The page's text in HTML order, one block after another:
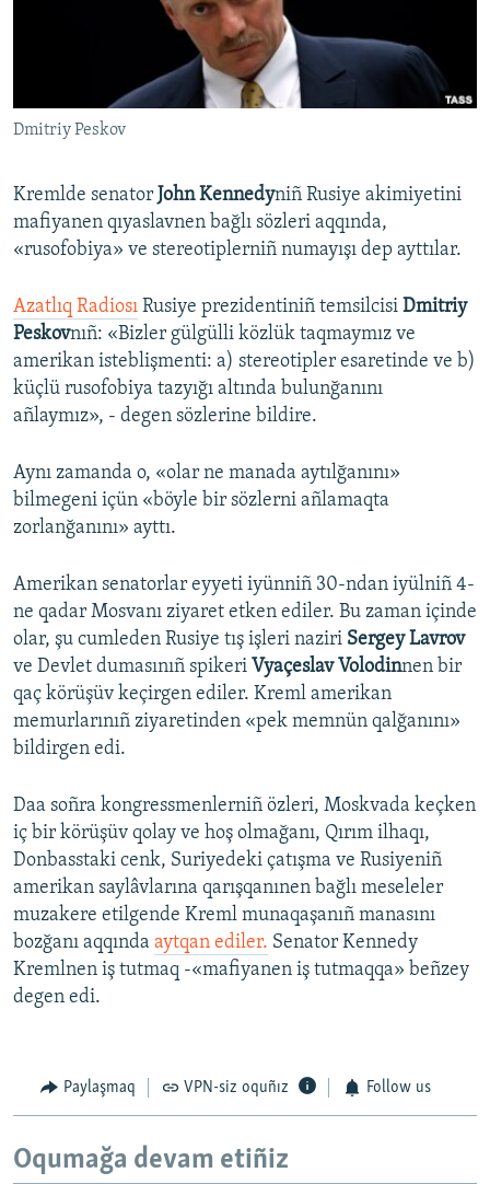
QOŞULIÑIZ!
RFE/RS bütün saytları
Dmitriy Peskov
Kremlde senator John Kennedyniñ Rusiye akimiyetini
mafiyanen qıyaslavnen bağlı sözleri aqqında,
«rusofobiya» ve stereotiplerniñ numayışı dep ayttılar.
Azatlıq Radiosı Rusiye prezidentiniñ temsilcisi Dmitriy
Peskovnıñ: «Bizler gülgülli közlük taqmaymız ve
amerikan isteblişmenti: a) stereotipler esaretinde ve b)
küçlü rusofobiya tazyığı altında bulunğanını
añlaymız», - degen sözlerine bildire.
Aynı zamanda o, «olar ne manada aytılğanını»
bilmegeni içün «böyle bir sözlerni añlamaqta
zorlanğanını» ayttı.
Amerikan senatorlar eyyeti iyünniñ 30-ndan iyülniñ 4-
ne qadar Mosvanı ziyaret etken ediler. Bu zaman içinde
olar, şu cumleden Rusiye tış işleri naziri Sergey Lavrov
ve Devlet dumasınıñ spikeri Vyaçeslav Volodinnen bir
qaç körüşüv keçirgen ediler. Kreml amerikan
memurlarınıñ ziyaretinden «pek memnün qalğanını»
bildirgen edi.
Daa soñra kongressmenlerniñ özleri, Moskvada keçken
iç bir körüşüv qolay ve hoş olmağanı, Qırım ilhaqı,
Donbasstaki cenk, Suriyedeki çatışma ve Rusiyeniñ
amerikan saylâvlarına qarışqanınen bağlı meseleler
muzakere etilgende Kreml munaqaşanıñ manasını
bozğanı aqqında aytqan ediler. Senator Kennedy
Kremlnen iş tutmaq -«mafiyanen iş tutmaqqa» beñzey
degen edi.
Paylaşmaq VPN-siz oquñız Follow us
Oqumağa devam etiñiz